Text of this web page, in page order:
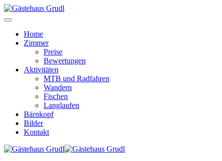
Home
Zimmer
Preise
Bewertungen
Aktivitäten
MTB und Radfahren
Wandern
Fischen
Langlaufen
Bärnkopf
Bilder
Kontakt